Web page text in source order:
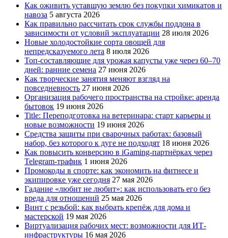
Как оживить уставшую землю без покупки химикатов и
навоза 5 августа 2026
Как правильно рассчитать срок службы поддона в
зависимости от условий эксплуатации 28 июля 2026
Новые холодостойкие сорта овощей для
непредсказуемого лета 8 июля 2026
Топ-составляющие для урожая капусты уже через 60–70
дней: ранние семена 27 июня 2026
Как творческие занятия меняют взгляд на
повседневность 27 июня 2026
Организация рабочего пространства на стройке: аренда
бытовок 19 июня 2026
Title: Переподготовка на ветеринара: старт карьеры и
новые возможности 19 июня 2026
Средства защиты при сварочных работах: базовый
набор, без которого к дуге не подходят 18 июня 2026
Как повысить конверсию в iGaming-партнёрках через
Telegram-трафик 1 июня 2026
Промокоды в спорте: как экономить на фитнесе и
экипировке уже сегодня 27 мая 2026
Гадание «любит не любит»: как использовать его без
вреда для отношений 25 мая 2026
Винт с резьбой: как выбрать крепёж для дома и
мастерской 19 мая 2026
Виртуализация рабочих мест: возможности для ИТ-
инфраструктуры 16 мая 2026